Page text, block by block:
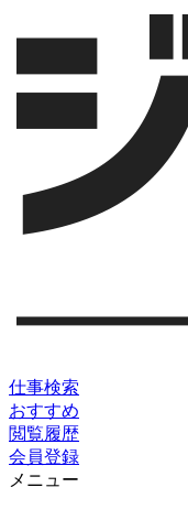
仕事検索
おすすめ
閲覧履歴
会員登録
メニュー